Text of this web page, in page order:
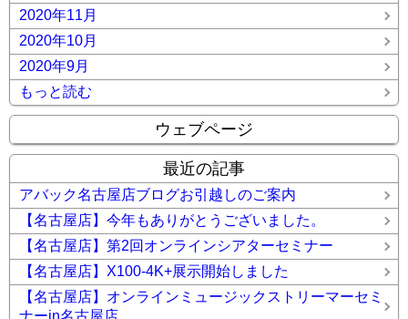
2020年11月
2020年10月
2020年9月
もっと読む
ウェブページ
最近の記事
アバック名古屋店ブログお引越しのご案内
【名古屋店】今年もありがとうございました。
【名古屋店】第2回オンラインシアターセミナー
【名古屋店】X100-4K+展示開始しました
【名古屋店】オンラインミュージックストリーマーセミ
ナーin名古屋店